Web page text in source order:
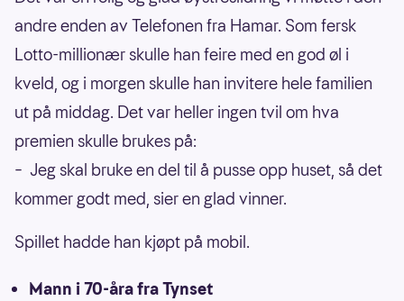
andre enden av Telefonen fra Hamar. Som fersk
Lotto-millionær skulle han feire med en god øl i
kveld, og i morgen skulle han invitere hele familien
ut på middag. Det var heller ingen tvil om hva
premien skulle brukes på:
– Jeg skal bruke en del til å pusse opp huset, så det
kommer godt med, sier en glad vinner.
Spillet hadde han kjøpt på mobil.
Mann i 70-åra fra Tynset